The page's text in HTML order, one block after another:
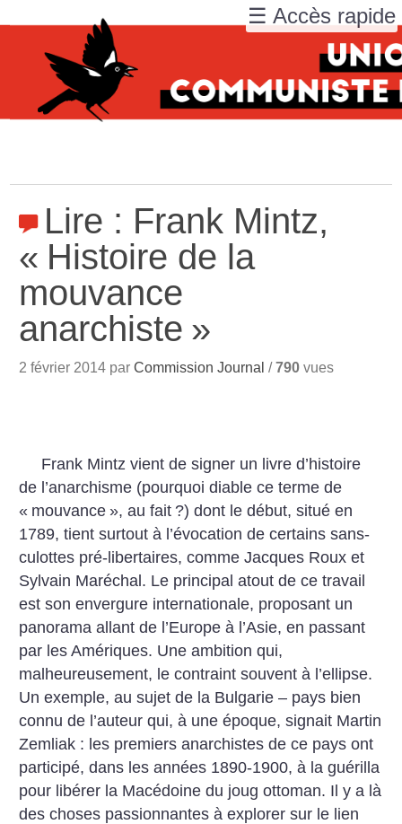
Lire : Frank Mintz,
« Histoire de la
mouvance
anarchiste »
2 février 2014 parCommission Journal /790 vues
Frank Mintz vient de signer un livre d’histoire
de l’anarchisme (pourquoi diable ce terme de
« mouvance », au fait ?) dont le début, situé en
1789, tient surtout à l’évocation de certains sans-
culottes pré-libertaires, comme Jacques Roux et
Sylvain Maréchal. Le principal atout de ce travail
est son envergure internationale, proposant un
panorama allant de l’Europe à l’Asie, en passant
par les Amériques. Une ambition qui,
malheureusement, le contraint souvent à l’ellipse.
Un exemple, au sujet de la Bulgarie – pays bien
connu de l’auteur qui, à une époque, signait Martin
Zemliak : les premiers anarchistes de ce pays ont
participé, dans les années 1890-1900, à la guérilla
pour libérer la Macédoine du joug ottoman. Il y a là
des choses passionnantes à explorer sur le lien
☰ Accès rapide